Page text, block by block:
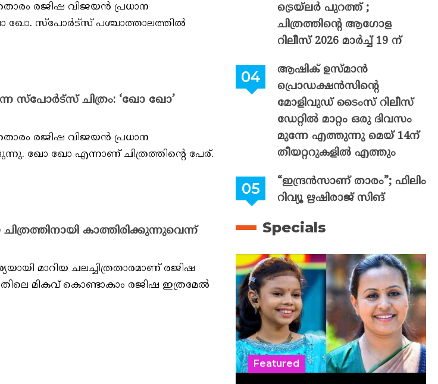
രജിഷ വിജയന്‍ പ്രധാന
ഖോ. സ്പോര്‍ട്സ് പശ്ചാത്താലത്തില്‍
സ്‌പോര്‍ട്‌സ് ചിത്രം: ‘ഖോ ഖോ’
രജിഷ വിജയന്‍ പ്രധാന
ഖോ ഖോ എന്നാണ് ചിത്രത്തിന്റെ പേര്.
കാത്തിരിക്കുന്നുവെന്ന്
മാറിയ ചലച്ചിത്രതാരമാണ് രജിഷ
മികവ് കൊണ്ടാകാം രജിഷ ഇത്രമേൽ
ട്രെയ്‌ലർ പുറത്ത് ;
ചിത്രത്തിന്റെ ആഗോള
റിലീസ് 2026 മാർച്ച് 19 ന്
ആഷിക് ഉസ്മാൻ
പ്രൊഡക്ഷൻസിന്റെ
മോളിവുഡ് ടൈംസ് റിലീസ്
ഡേറ്റിൽ മാറ്റം ഒരു ദിവസം
മുന്നേ എത്തുന്നു മെയ് 14ന്
തീയറ്ററുകളിൽ എത്തും
“ഇന്ദ്രൻസാണ് താരം”; ഫിലിം
റിവ്യൂ ഋഷിരാജ് സിങ്
Specials
Featured